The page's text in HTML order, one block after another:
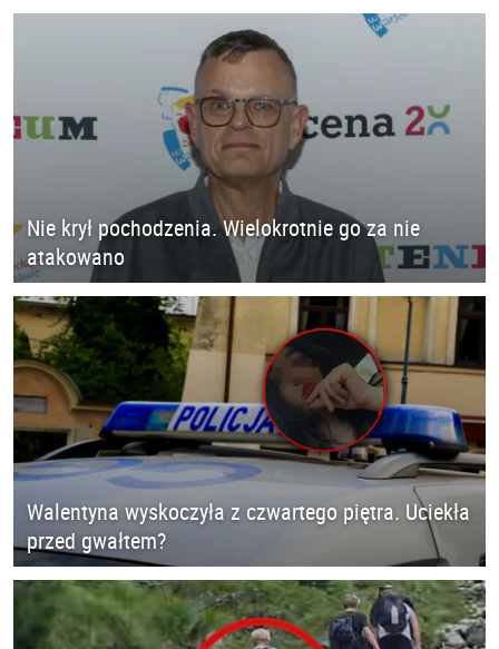
Nie krył pochodzenia. Wielokrotnie go za nie
atakowano
Walentyna wyskoczyła z czwartego piętra. Uciekła
przed gwałtem?